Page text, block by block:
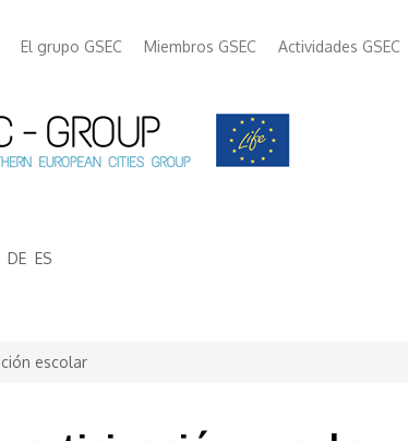
El grupo GSEC Miembros GSEC Actividades GSEC
DE ES
aquí
escolar